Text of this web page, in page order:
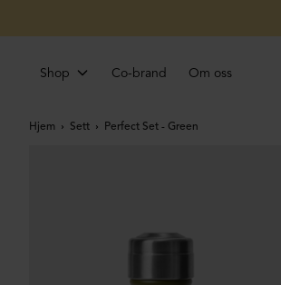
Shop Co-brand Om oss
Hjem Sett Perfect Set - Green